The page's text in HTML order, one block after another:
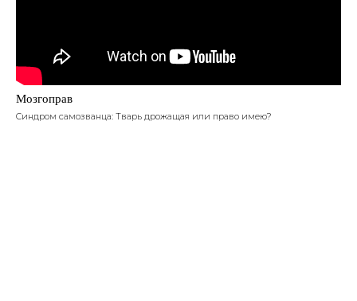
Мозгоправ
Синдром самозванца: Тварь дрожащая или право имею?